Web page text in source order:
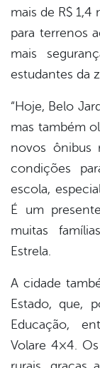
mais de R$
para terrenos
mais
estudantes da
“Hoje, Belo
mas também
novos ônibus
condições
escola,
É um
muitas
Estrela.
A cidade
Estado, que,
Educação,
Volare 4×4.